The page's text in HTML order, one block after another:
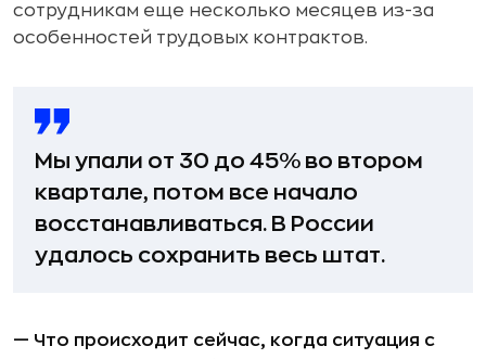
сотрудникам еще несколько месяцев из-за
особенностей трудовых контрактов.
Мы упали от 30 до 45% во втором
квартале, потом все начало
восстанавливаться. В России
удалось сохранить весь штат.
— Что происходит сейчас, когда ситуация с